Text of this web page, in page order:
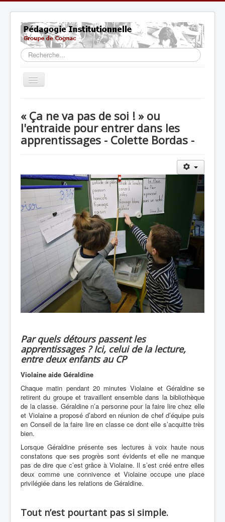
Rechercher
Basculer
la
Actualités
Fondements
Formation
Ouvertures
Liens
« Ça ne va pas de soi ! » ou
l'entraide pour entrer dans les
apprentissages - Colette Bordas -
Par quels détours passent les
apprentissages ? Ici, celui de la lecture,
entre deux enfants au CP
Violaine aide Géraldine
Chaque matin pendant 20 minutes Violaine et Géraldine se
retirent du groupe et travaillent ensemble dans la bibliothèque
de la classe. Géraldine n’a personne pour la faire lire chez elle
et Violaine a proposé d’abord en réunion de chef d’équipe puis
en Conseil de la faire lire en classe ce dont elle s’acquitte très
bien.
Lorsque Géraldine présente ses lectures à voix haute nous
constatons que ses progrès sont évidents et elle ne manque
pas de dire que c’est grâce à Violaine. Il s’est créé entre elles
deux comme une connivence et Violaine occupe une place
privilégiée dans les relations de Géraldine.
Tout n’est pourtant pas si simple.